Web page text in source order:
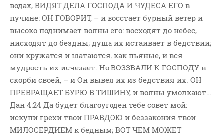
водах, ВИДЯТ ДЕЛА ГОСПОДА И ЧУДЕСА ЕГО в
пучине: ОН ГОВОРИТ, – и восстает бурный ветер и
высоко поднимает волны его: восходят до небес,
нисходят до бездны; душа их истаивает в бедствии;
они кружатся и шатаются, как пьяные, и вся
мудрость их исчезает. Но ВОЗЗВАЛИ К ГОСПОДУ в
скорби своей, – и Он вывел их из бедствия их. ОН
ПРЕВРАЩАЕТ БУРЮ В ТИШИНУ, и волны умолкают…
Дан 4:24 Да будет благоугоден тебе совет мой:
искупи грехи твои ПРАВДОЮ и беззакония твои
МИЛОСЕРДИЕМ к бедным; ВОТ ЧЕМ МОЖЕТ